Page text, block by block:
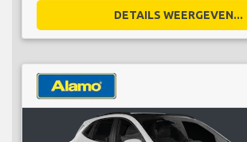
DETAILS WEERGEVEN...